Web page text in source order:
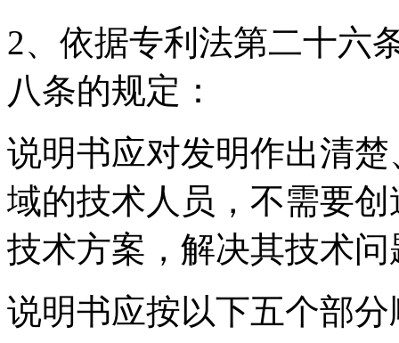
2、依据专利法第二十六
八条的规定：
说明书应对发明作出清
域的技术人员，不需要
技术方案，解决其技术
说明书应按以下五个部